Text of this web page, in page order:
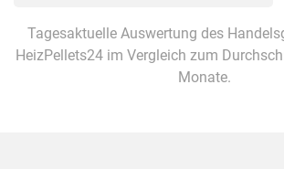
Tagesaktuelle Auswertung des
HeizPellets24 im Vergleich zum
Monate.